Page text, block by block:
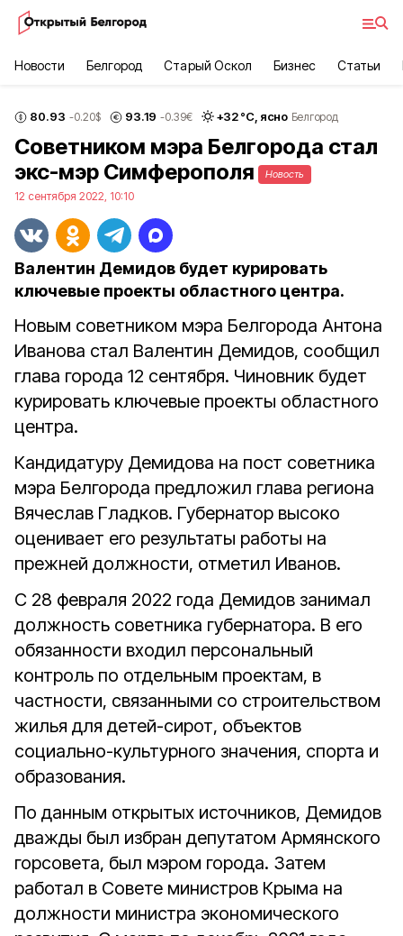
Новости Белгород Старый Оскол Бизнес Статьи
80.93 -0.20$ 93.19 -0.39€ +32°С, ясно Белгород
Советником мэра Белгорода стал
экс-мэр Симферополя
Новость
12 сентября 2022, 10:10
Валентин Демидов будет курировать
ключевые проекты областного центра.
Новым советником мэра Белгорода Антона
Иванова стал Валентин Демидов, сообщил
глава города 12 сентября. Чиновник будет
курировать ключевые проекты областного
центра.
Кандидатуру Демидова на пост советника
мэра Белгорода предложил глава региона
Вячеслав Гладков. Губернатор высоко
оценивает его результаты работы на
прежней должности, отметил Иванов.
С 28 февраля 2022 года Демидов занимал
должность советника губернатора. В его
обязанности входил персональный
контроль по отдельным проектам, в
частности, связанными со строительством
жилья для детей-сирот, объектов
социально-культурного значения, спорта и
образования.
По данным открытых источников, Демидов
дважды был избран депутатом Армянского
горсовета, был мэром города. Затем
работал в Совете министров Крыма на
должности министра экономического